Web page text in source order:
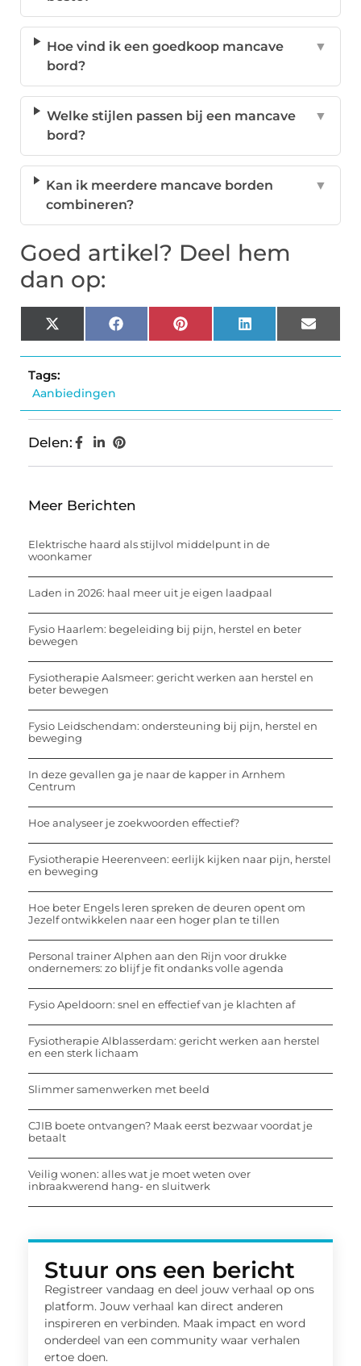
Hoe vind ik een goedkoop mancave
bord?
▼
Welke stijlen passen bij een mancave
bord?
▼
Kan ik meerdere mancave borden
combineren?
▼
Goed artikel? Deel hem
dan op:
X
(Twitter)
FacebookPinterestLinkedIn Email
Tags:
Aanbiedingen
Delen:
Meer Berichten
Elektrische haard als stijlvol middelpunt in de
woonkamer
Laden in 2026: haal meer uit je eigen laadpaal
Fysio Haarlem: begeleiding bij pijn, herstel en beter
bewegen
Fysiotherapie Aalsmeer: gericht werken aan herstel en
beter bewegen
Fysio Leidschendam: ondersteuning bij pijn, herstel en
beweging
In deze gevallen ga je naar de kapper in Arnhem
Centrum
Hoe analyseer je zoekwoorden effectief?
Fysiotherapie Heerenveen: eerlijk kijken naar pijn, herstel
en beweging
Hoe beter Engels leren spreken de deuren opent om
Jezelf ontwikkelen naar een hoger plan te tillen
Personal trainer Alphen aan den Rijn voor drukke
ondernemers: zo blijf je fit ondanks volle agenda
Fysio Apeldoorn: snel en effectief van je klachten af
Fysiotherapie Alblasserdam: gericht werken aan herstel
en een sterk lichaam
Slimmer samenwerken met beeld
CJIB boete ontvangen? Maak eerst bezwaar voordat je
betaalt
Veilig wonen: alles wat je moet weten over
inbraakwerend hang- en sluitwerk
Stuur ons een bericht
Registreer vandaag en deel jouw verhaal op ons
platform. Jouw verhaal kan direct anderen
inspireren en verbinden. Maak impact en word
onderdeel van een community waar verhalen
ertoe doen.